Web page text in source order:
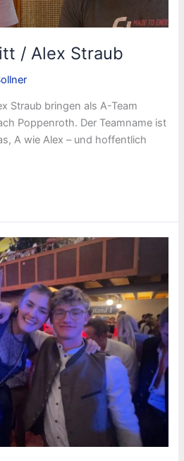
/ Alex Straub
Straub bringen als A-Team
Poppenroth. Der Teamname ist
A wie Alex – und hoffentlich